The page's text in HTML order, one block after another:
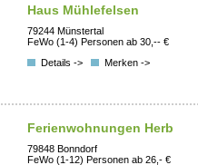
Haus Mühlefelsen
79244 Münstertal
FeWo (1-4) Personen ab 30,-- €
Details ->
Merken ->
Ferienwohnungen Herb
79848 Bonndorf
FeWo (1-12) Personen ab 26,- €